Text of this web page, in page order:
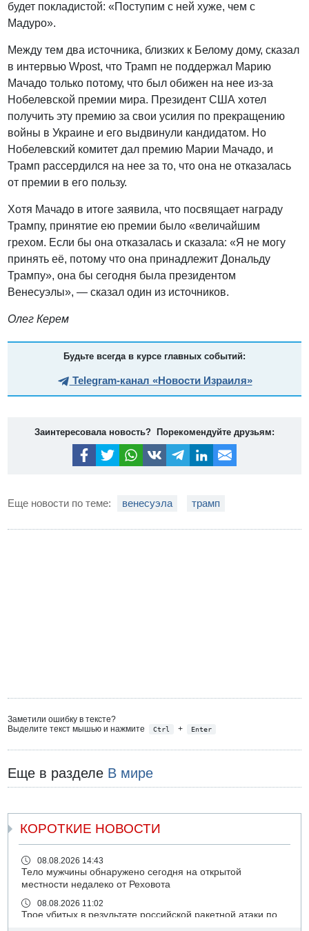
будет покладистой: «Поступим с ней хуже, чем с
Мадуро».
Между тем два источника, близких к Белому дому, сказал
в интервью Wpost, что Трамп не поддержал Марию
Мачадо только потому, что был обижен на нее из-за
Нобелевской премии мира. Президент США хотел
получить эту премию за свои усилия по прекращению
войны в Украине и его выдвинули кандидатом. Но
Нобелевский комитет дал премию Марии Мачадо, и
Трамп рассердился на нее за то, что она не отказалась
от премии в его пользу.
Хотя Мачадо в итоге заявила, что посвящает награду
Трампу, принятие ею премии было «величайшим
грехом. Если бы она отказалась и сказала: «Я не могу
принять её, потому что она принадлежит Дональду
Трампу», она бы сегодня была президентом
Венесуэлы», — сказал один из источников.
Олег Керем
Будьте всегда в курсе главных событий:
Telegram-канал «Новости Израиля»
Заинтересовала новость? Порекомендуйте друзьям:
Еще новости по теме: венесуэла трамп
Заметили ошибку в тексте?
Выделите текст мышью и нажмите
Ctrl + Enter
Еще в разделе В мире
КОРОТКИЕ НОВОСТИ
08.08.2026 14:43
Тело мужчины обнаружено сегодня на открытой
местности недалеко от Реховота
08.08.2026 11:02
Трое убитых в результате российской ракетной атаки по